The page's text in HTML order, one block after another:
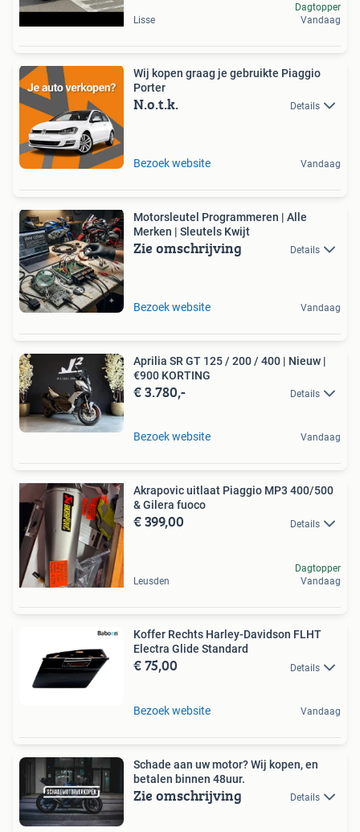
Lisse
Dagtopper
Vandaag
Wij kopen graag je gebruikte Piaggio
Porter
N.o.t.k. Details
Bezoek website Vandaag
Motorsleutel Programmeren | Alle
Merken | Sleutels Kwijt
Zie omschrijving Details
Bezoek website Vandaag
Aprilia SR GT 125 / 200 / 400 | Nieuw |
€900 KORTING
€ 3.780,- Details
Bezoek website Vandaag
Akrapovic uitlaat Piaggio MP3 400/500
& Gilera fuoco
€ 399,00 Details
Leusden
Dagtopper
Vandaag
Koffer Rechts Harley-Davidson FLHT
Electra Glide Standard
€ 75,00 Details
Bezoek website Vandaag
Schade aan uw motor? Wij kopen, en
betalen binnen 48uur.
Zie omschrijving Details